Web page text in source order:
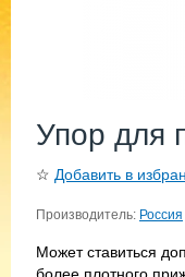
Упор для
☆ Добавить в
Производитель: Россия
Может ставиться